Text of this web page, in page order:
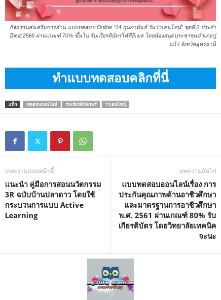
กิจกรรมส่งเสริมการอ่าน แบบทดสอบ Online “14 กุมภาพันธ์ วันวาเลนไทน์” ชุดที่ 2 ประจำ
ปีพ.ศ.2565 ผ่านเกณฑ์ 70% ขึ้นไป รับเกียรติบัตรได้ที่อีเมล โดยห้องสมุดประชาชนอำเภอกู่
แก้ว จังหวัดอุดรธานี
ทำแบบทดสอบคลิกที่นี่
แท็ก ทดสอบออนไลน์ รับเกียรติบัตรฟรี วาเลนไทนฺ์
บทความก่อนหน้านี้
แนะนำ คู่มือการสอนนวัตกรรม
3R ฉบับบ้านปลาดาว โดยใช้
กระบวนการแบบ Active
Learning
บทความถัดไป
แบบทดสอบออนไลน์เรื่อง การ
ประกันคุณภาพด้านอาชีวศึกษา
และมาตรฐานการอาชีวศึกษา
พ.ศ. 2561 ผ่านเกณฑ์ 80% รับ
เกียรติบัตร โดยวิทยาลัยเทคนิค
จะนะ